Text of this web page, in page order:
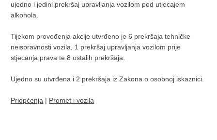
ujedno i jedini prekršaj upravljanja vozilom pod utjecajem
alkohola.
Tijekom provođenja akcije utvrđeno je 6 prekršaja tehničke
neispravnosti vozila, 1 prekršaj upravljanja vozilom prije
stjecanja prava te 8 ostalih prekršaja.
Ujedno su utvrđena i 2 prekršaja iz Zakona o osobnoj iskaznici.
Priopćenja | Promet i vozila